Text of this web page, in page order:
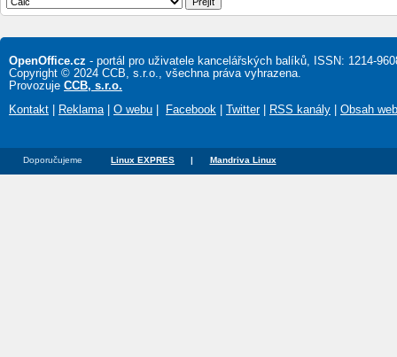
OpenOffice.cz - portál pro uživatele kancelářských balíků, ISSN: 1214-
Copyright © 2024 CCB, s.r.o., všechna práva vyhrazena.
Provozuje CCB, s.r.o.
Kontakt
Reklama O webu Facebook Twitter| RSS kanály Obsah
Doporučujeme Linux EXPRES | Mandriva Linux